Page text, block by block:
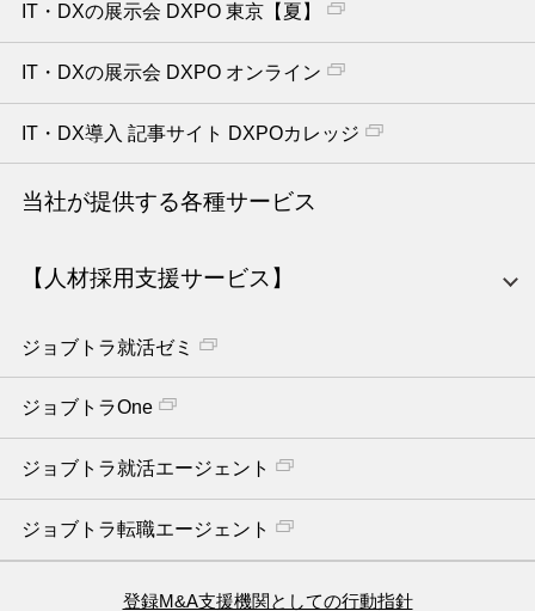
IT・DXの展示会 DXPO 東京【夏】
IT・DXの展示会 DXPO オンライン
IT・DX導入 記事サイト DXPOカレッジ
当社が提供する各種サービス
【人材採用支援サービス】
ジョブトラ就活ゼミ
ジョブトラOne
ジョブトラ就活エージェント
ジョブトラ転職エージェント
登録M&A支援機関としての行動指針